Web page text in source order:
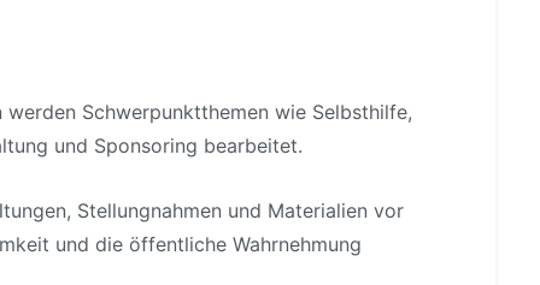
Schwerpunktthemen wie Selbsthilfe,
und Sponsoring bearbeitet.
Stellungnahmen und Materialien vor
und die öffentliche Wahrnehmung